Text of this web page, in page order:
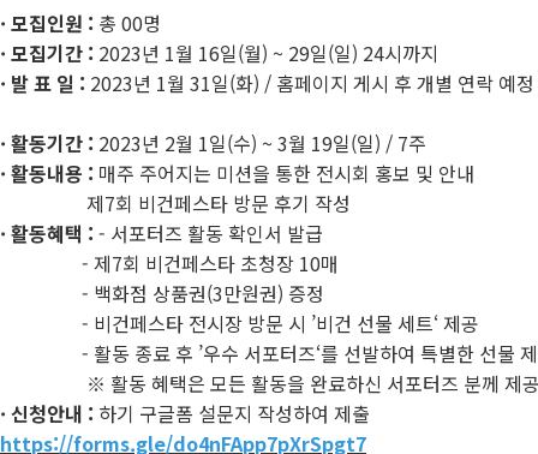
· 모집인원 : 총 00명
· 모집기간 : 2023년 1월 16일(월) ~ 29일(일) 24시까지
· 발 표 일 : 2023년 1월 31일(화) / 홈페이지 게시 후 개별 연락 예정
· 활동기간 : 2023년 2월 1일(수) ~ 3월 19일(일) / 7주
· 활동내용 : 매주 주어지는 미션을 통한 전시회 홍보 및 안내
제7회 비건페스타 방문 후기 작성
· 활동혜택 : - 서포터즈 활동 확인서 발급
- 제7회 비건페스타 초청장 10매
- 백화점 상품권(3만원권) 증정
- 비건페스타 전시장 방문 시 ’비건 선물 세트‘ 제공
- 활동 종료 후 ’우수 서포터즈‘를 선발하여 특별한 선물
※ 활동 혜택은 모든 활동을 완료하신 서포터즈 분께 제공
· 신청안내 : 하기 구글폼 설문지 작성하여 제출
https://forms.gle/do4nFApp7pXrSpgt7